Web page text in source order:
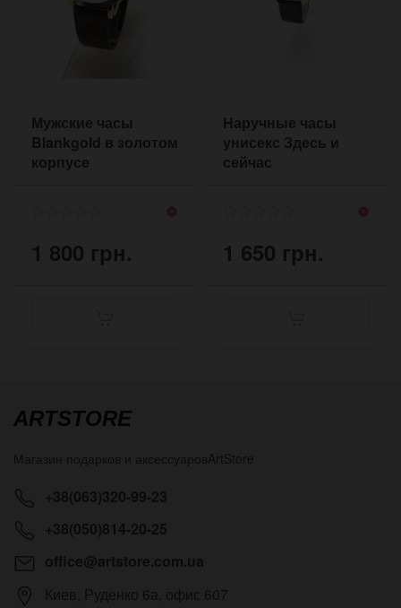
Мужские часы
Blankgold в золотом
корпусе
1 800 грн.
Наручные часы
унисекс Здесь и
сейчас
1 650 грн.
ARTSTORE